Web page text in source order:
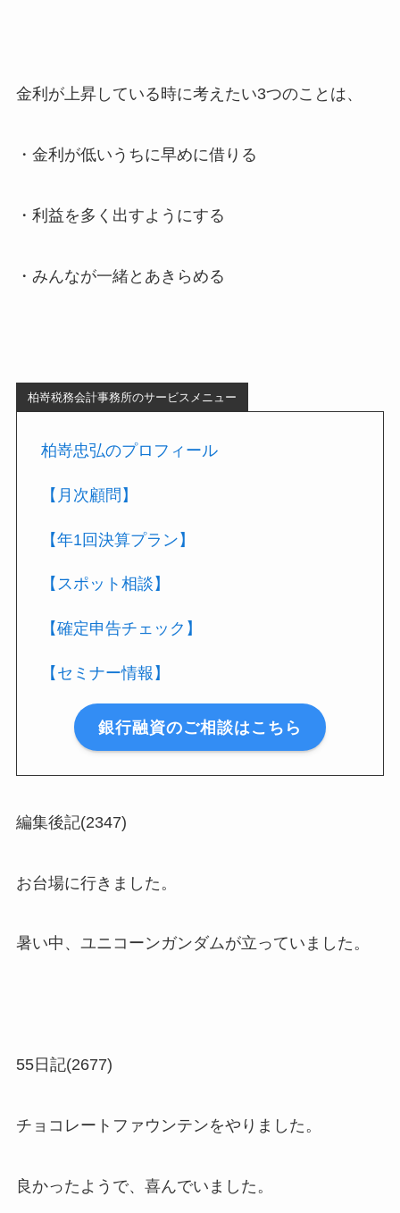
金利が上昇している時に考えたい3つのことは、
・金利が低いうちに早めに借りる
・利益を多く出すようにする
・みんなが一緒とあきらめる
柏嵜税務会計事務所のサービスメニュー
柏嵜忠弘のプロフィール
【月次顧問】
【年1回決算プラン】
【スポット相談】
【確定申告チェック】
【セミナー情報】
銀行融資のご相談はこちら
編集後記(2347)
お台場に行きました。
暑い中、ユニコーンガンダムが立っていました。
55日記(2677)
チョコレートファウンテンをやりました。
良かったようで、喜んでいました。